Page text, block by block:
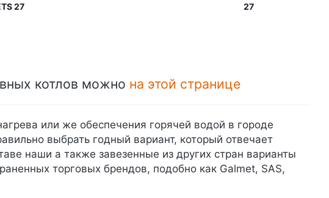
27
27
котлов можно на этой странице
или же обеспечения горячей водой в городе
выбрать годный вариант, который отвечает
наши а также завезенные из других стран варианты
торговых брендов, подобно как Galmet, SAS,